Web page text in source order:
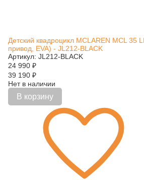
Детский квадроцикл MCLAREN MCL 35
привод, EVA) - JL212-BLACK
Артикул: JL212-BLACK
24 990 ₽
39 190 ₽
Нет в наличии
В корзину